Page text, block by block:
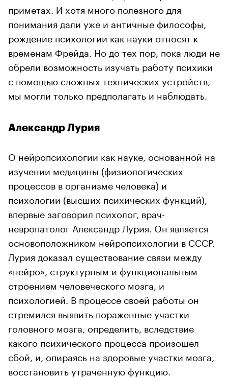
приметах. И хотя много полезного для
понимания дали уже и античные философы,
рождение психологии как науки относят к
временам Фрейда. Но до тех пор, пока люди не
обрели возможность изучать работу психики
с помощью сложных технических устройств,
мы могли только предполагать и наблюдать.
Александр Лурия
О нейропсихологии как науке, основанной на
изучении медицины (физиологических
процессов в организме человека) и
психологии (высших психических функций),
впервые заговорил психолог, врач-
невропатолог Александр Лурия. Он является
основоположником нейропсихологии в СССР.
Лурия доказал существование связи между
«нейро», структурным и функциональным
строением человеческого мозга, и
психологией. В процессе своей работы он
стремился выявить пораженные участки
головного мозга, определить, вследствие
какого психического процесса произошел
сбой, и, опираясь на здоровые участки мозга,
восстановить утраченную функцию.